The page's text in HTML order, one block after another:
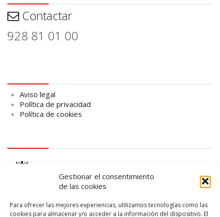
Gestionar el consentimiento
de las cookies
Para ofrecer las mejores experiencias, utilizamos tecnologías como las
cookies para almacenar y/o acceder a la información del dispositivo. El
Contactar
928 81 01 00
Aviso legal
Política de privacidad
Política de cookies